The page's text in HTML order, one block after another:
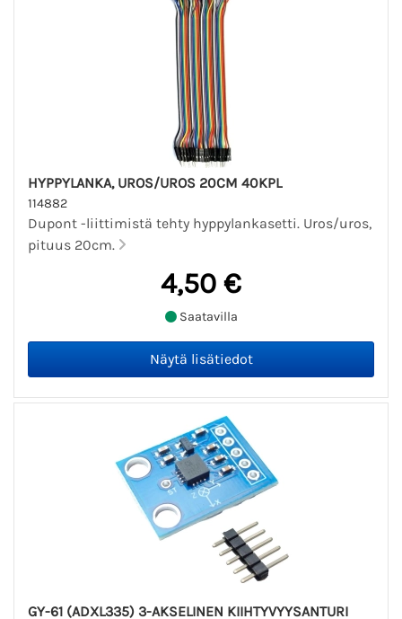
HYPPYLANKA, UROS/UROS 20CM 40KPL
114882
Dupont -liittimistä tehty hyppylankasetti. Uros/uros,
pituus 20cm.
4,50 €
Saatavilla
GY-61 (ADXL335) 3-AKSELINEN KIIHTYVYYSANTURI